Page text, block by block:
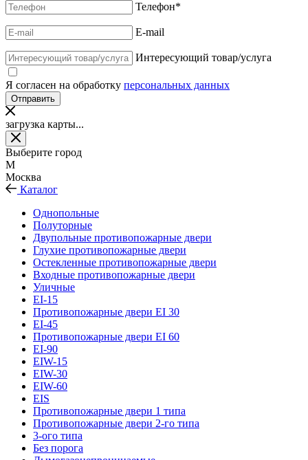
Телефон*
E-mail
Интересующий товар/услуга
Я согласен на обработку персональных данных
загрузка карты...
Выберите город
М
Москва
Каталог
Однопольные
Полуторные
Двупольные противопожарные двери
Глухие противопожарные двери
Остекленные противопожарные двери
Входные противопожарные двери
Уличные
EI-15
Противопожарные двери EI 30
EI-45
Противопожарные двери EI 60
EI-90
EIW-15
EIW-30
EIW-60
EIS
Противопожарные двери 1 типа
Противопожарные двери 2-го типа
3-ого типа
Без порога